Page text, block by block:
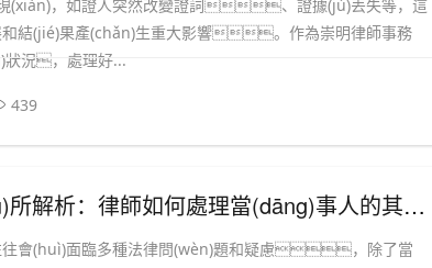
(xiàn)，如證人突然改變證詞、證據(jù)丟失等，這
和結(jié)果產(chǎn)生重大影響。作為崇明律師事務
狀況，處理好...
439
如何處理當(dāng)事人的其他法律問(wèn)題和疑慮？
會(huì)面臨多種法律問(wèn)題和疑慮，除了當